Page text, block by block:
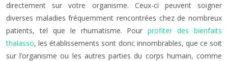
directement sur votre organisme. Ceux-ci peuvent soigner
diverses maladies fréquemment rencontrées chez de nombreux
patients, tel que le rhumatisme. Pourprofiter des bienfaits
thalasso, les établissements sont donc innombrables, que ce soit
sur l’organisme ou les autres parties du corps humain, comme